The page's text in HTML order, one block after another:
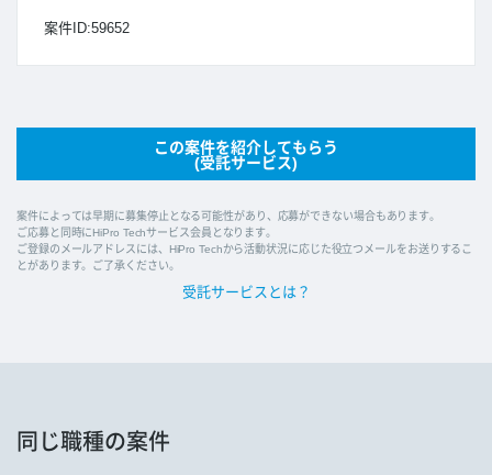
案件ID:59652
この案件を紹介してもらう
(受託サービス)
案件によっては早期に募集停止となる可能性があり、応募ができない場合もあります。
ご応募と同時にHiPro Techサービス会員となります。
ご登録のメールアドレスには、HiPro Techから活動状況に応じた役立つメールをお送りするこ
とがあります。ご了承ください。
受託サービスとは？
同じ職種の案件